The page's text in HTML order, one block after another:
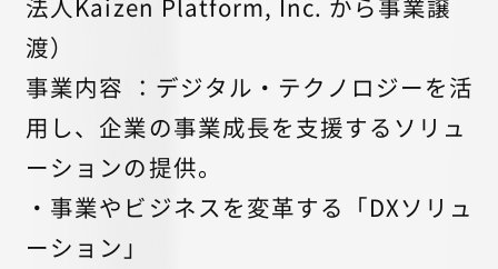
法人Kaizen Platform, Inc. から事業譲
渡）
事業内容 ：デジタル・テクノロジーを活
用し、企業の事業成長を支援するソリュ
ーションの提供。
・事業やビジネスを変革する「DXソリュ
ーション」